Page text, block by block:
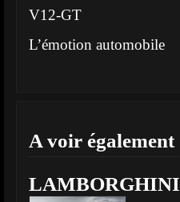
V12-GT
L’émotion automobile
A voir également
LAMBORGHINI